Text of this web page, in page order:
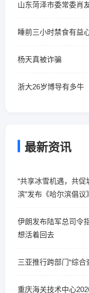
山东菏泽市委常委肖
睡前三小时禁食有益
杨天真被诈骗
浙大26岁博导有多牛
最新资讯
“共享冰雪机遇，共
滨”发布《哈尔滨倡议》
伊朗发布陆军总司令
想活着回去
三亚推行跨部门“综合
重庆海关技术中心